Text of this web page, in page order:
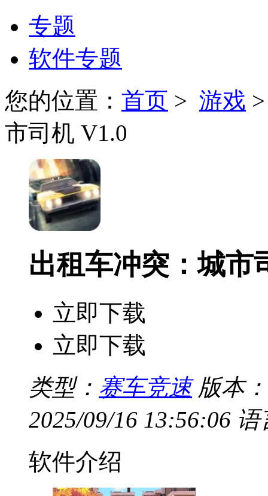
专题
软件专题
您的位置： 首页 > 游戏
市司机 V1.0
出租车冲突：城市
立即下载
立即下载
类型： 赛车竞速 版本
2025/09/16 13:56:06 语
软件介绍